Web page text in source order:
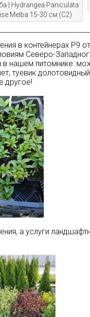
| Hydrangea Paniculata
Melba 15-30 см (С2)
в контейнерах Р9
Северо-
в нашем питомнике:
туевик
другое!
а услуги